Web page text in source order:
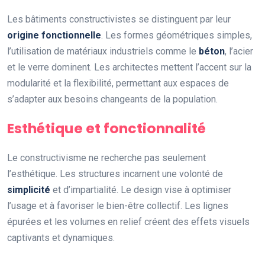
Les bâtiments constructivistes se distinguent par leur
origine fonctionnelle. Les formes géométriques simples,
l’utilisation de matériaux industriels comme le béton, l’acier
et le verre dominent. Les architectes mettent l’accent sur la
modularité et la flexibilité, permettant aux espaces de
s’adapter aux besoins changeants de la population.
Esthétique et fonctionnalité
Le constructivisme ne recherche pas seulement
l’esthétique. Les structures incarnent une volonté de
simplicité et d’impartialité. Le design vise à optimiser
l’usage et à favoriser le bien-être collectif. Les lignes
épurées et les volumes en relief créent des effets visuels
captivants et dynamiques.